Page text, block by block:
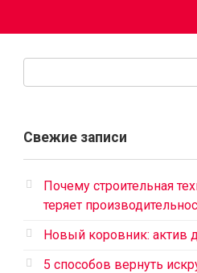
Свежие записи
Почему строительная
теряет
Новый коровник: актив
5 способов вернуть